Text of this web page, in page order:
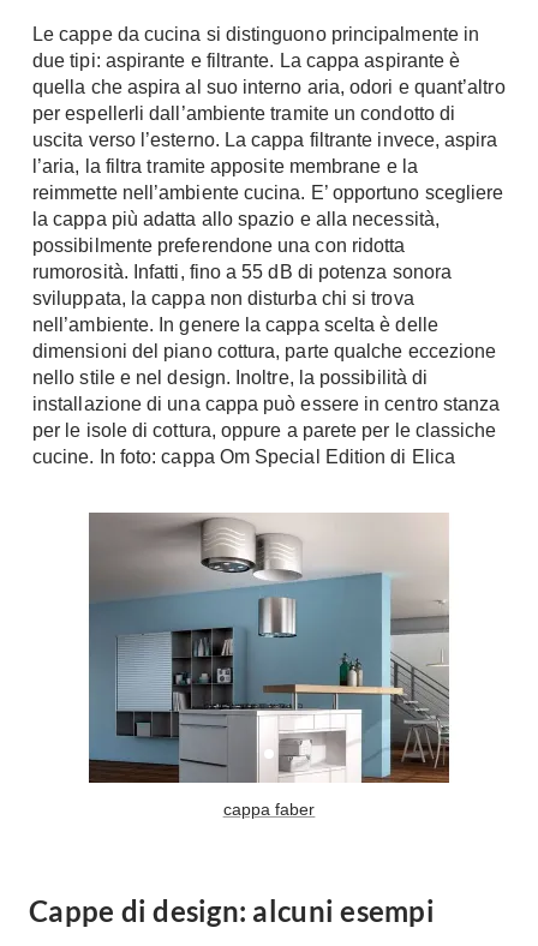
Oggettistica
Complementi arredo
Notte
Camere Matrimoniali
Letti
Comodino
Camere Classiche
Lenzuola
Piumini
Letti Contenitore
Letti a Scomparsa
Armadi
Armadi ante
Scorrevoli
Cabine Armadio
Armadi su misura
Armadi Angolo
I consigli sugli armadi
Camerette
Camerette Ragazzi
Lettini
Progetti
Ristrutturazione
Progetto
Norme
Il Verde
Restauri
Impianti
Hi-Fi
Televisori
Hi-Fi
Home-Theatre
Console
Porte Interne
Porte Scorrevoli
Portoni
Maniglie
Finestre
Finestre Pvc
Scale
Le cappe da cucina si distinguono principalmente in
due tipi: aspirante e filtrante. La cappa aspirante è
quella che aspira al suo interno aria, odori e quant’altro
per espellerli dall’ambiente tramite un condotto di
uscita verso l’esterno. La cappa filtrante invece, aspira
l’aria, la filtra tramite apposite membrane e la
reimmette nell’ambiente cucina. E’ opportuno scegliere
la cappa più adatta allo spazio e alla necessità,
possibilmente preferendone una con ridotta
rumorosità. Infatti, fino a 55 dB di potenza sonora
sviluppata, la cappa non disturba chi si trova
nell’ambiente. In genere la cappa scelta è delle
dimensioni del piano cottura, parte qualche eccezione
nello stile e nel design. Inoltre, la possibilità di
installazione di una cappa può essere in centro stanza
per le isole di cottura, oppure a parete per le classiche
cucine. In foto: cappa Om Special Edition di Elica
cappa faber
Cappe di design: alcuni esempi